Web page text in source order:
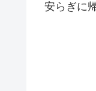
安らぎに